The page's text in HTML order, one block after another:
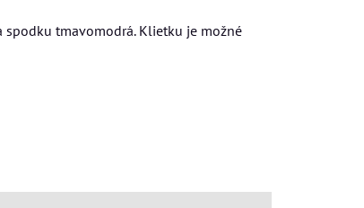
spodku tmavomodrá. Klietku je možné